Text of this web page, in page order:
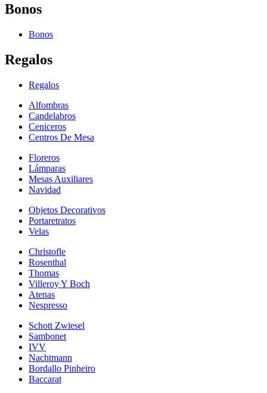
Bonos
Bonos
Regalos
Regalos
Alfombras
Candelabros
Ceniceros
Centros De Mesa
Floreros
Lámparas
Mesas Auxiliares
Navidad
Objetos Decorativos
Portaretratos
Velas
Christofle
Rosenthal
Thomas
Villeroy Y Boch
Atenas
Nespresso
Schott Zwiesel
Sambonet
IVV
Nachtmann
Bordallo Pinheiro
Baccarat